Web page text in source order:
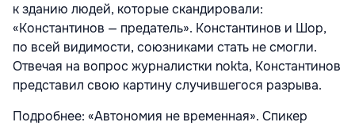
к зданию людей, которые скандировали:
«Константинов — предатель». Константинов и Шор,
по всей видимости, союзниками стать не смогли.
Отвечая на вопрос журналистки nokta, Константинов
представил свою картину случившегося разрыва.
Подробнее: «Автономия не временная». Спикер